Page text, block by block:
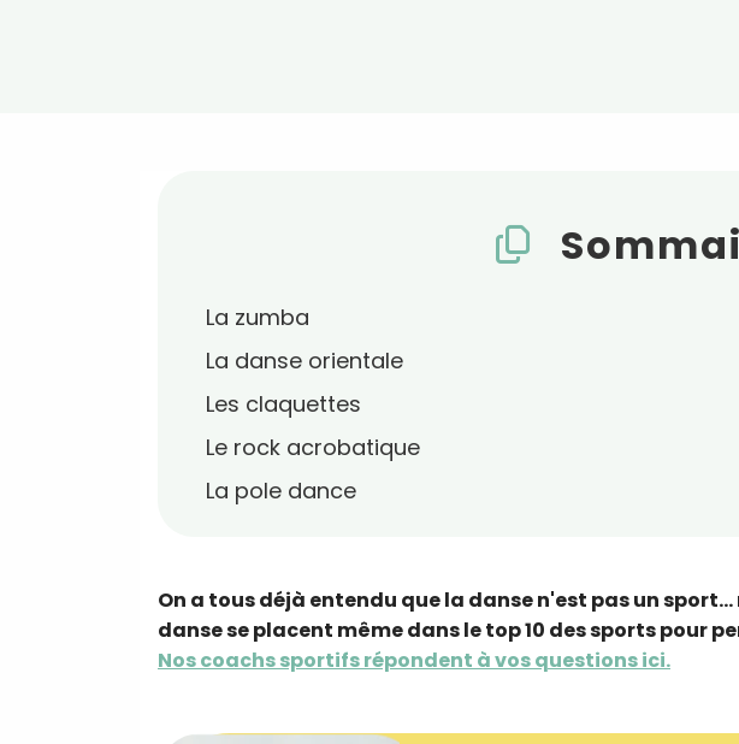
La zumba
La danse orientale
Les claquettes
Le rock acrobatique
La pole dance
On a tous déjà entendu que la danse n'est pas un
danse se placent même dans le top 10 des sports pour
Nos coachs sportifs répondent à vos questions ici.